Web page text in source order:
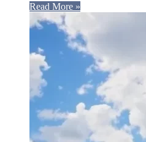
Read More »